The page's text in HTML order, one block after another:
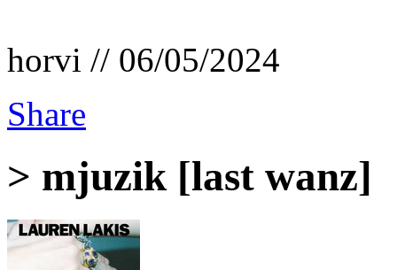
horvi // 06/05/2024
Share
> mjuzik [last wanz]